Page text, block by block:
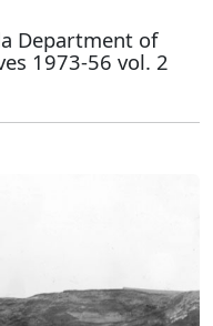
Department of
1973-56 vol. 2